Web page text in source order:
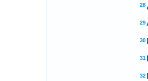
28
29
30
31
32